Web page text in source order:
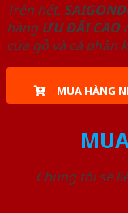
Trên hết,
hàng ƯU ĐÃI CAO
cửa gỗ và cả phân
MUA HÀNG
Chúng tôi sẽ